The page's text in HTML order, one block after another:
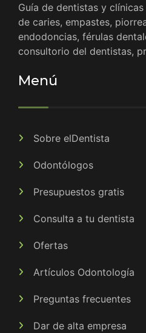
Guía de dentistas y
de caries, empastes,
endodoncias, férulas
consultorio del dentistas,
Menú
Sobre elDentista
Odontólogos
Presupuestos gratis
Consulta a tu dentista
Ofertas
Artículos Odontología
Preguntas frecuentes
Dar de alta empresa